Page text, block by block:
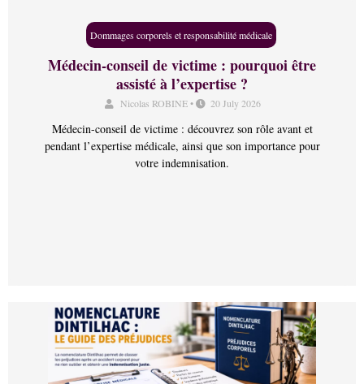
Dommages corporels et responsabilité médicale
Médecin-conseil de victime : pourquoi être
assisté à l’expertise ?
Nicolas ROBINE• 20 July 2026
Médecin-conseil de victime : découvrez son rôle avant et
pendant l’expertise médicale, ainsi que son importance pour
votre indemnisation.